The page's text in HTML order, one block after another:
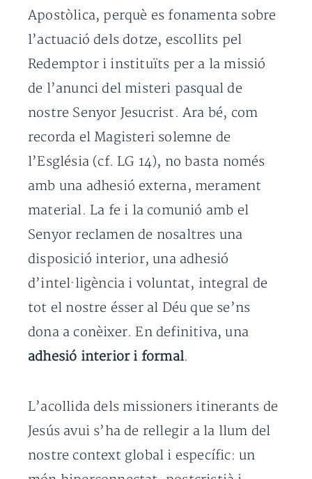
Apostòlica, perquè es fonamenta sobre
l’actuació dels dotze, escollits pel
Redemptor i instituïts per a la missió
de l’anunci del misteri pasqual de
nostre Senyor Jesucrist. Ara bé, com
recorda el Magisteri solemne de
l’Església (cf. LG 14), no basta només
amb una adhesió externa, merament
material. La fe i la comunió amb el
Senyor reclamen de nosaltres una
disposició interior, una adhesió
d’intel·ligència i voluntat, integral de
tot el nostre ésser al Déu que se’ns
dona a conèixer. En definitiva, una
adhesió interior i formal.
L’acollida dels missioners itinerants de
Jesús avui s’ha de rellegir a la llum del
nostre context global i específic: un